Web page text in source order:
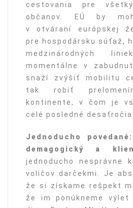
cestovania pre
občanov. EÚ by
v otváraní európskej
pre hospodársku súťaž,
medzinárodných
momentálne v
snaží zvýšiť mobilitu
tak robiť
kontinente, v čom je
celé posledné desaťročia.
Jednoducho
demagogický a
jednoducho nesprávne
voličov darčekmi. Je
že si získame rešpekt
že im ponúkneme výlet